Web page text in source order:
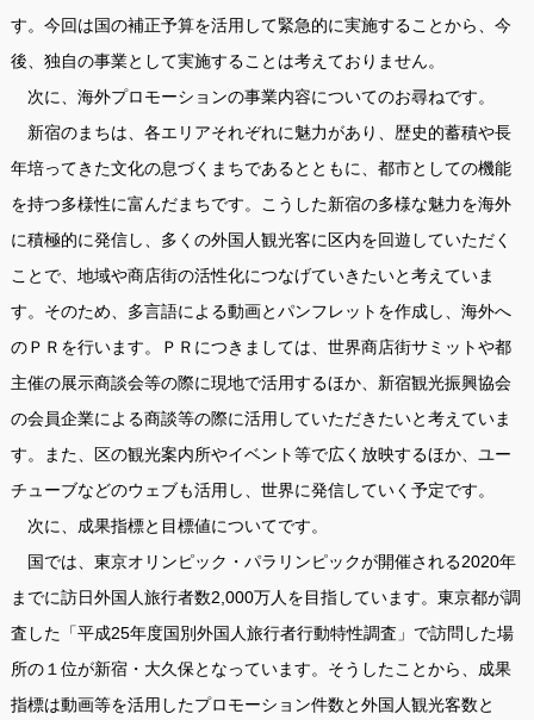
す。今回は国の補正予算を活用して緊急的に実施することから、今
後、独自の事業として実施することは考えておりません。
次に、海外プロモーションの事業内容についてのお尋ねです。
新宿のまちは、各エリアそれぞれに魅力があり、歴史的蓄積や長
年培ってきた文化の息づくまちであるとともに、都市としての機能
を持つ多様性に富んだまちです。こうした新宿の多様な魅力を海外
に積極的に発信し、多くの外国人観光客に区内を回遊していただく
ことで、地域や商店街の活性化につなげていきたいと考えていま
す。そのため、多言語による動画とパンフレットを作成し、海外へ
のＰＲを行います。ＰＲにつきましては、世界商店街サミットや都
主催の展示商談会等の際に現地で活用するほか、新宿観光振興協会
の会員企業による商談等の際に活用していただきたいと考えていま
す。また、区の観光案内所やイベント等で広く放映するほか、ユー
チューブなどのウェブも活用し、世界に発信していく予定です。
次に、成果指標と目標値についてです。
国では、東京オリンピック・パラリンピックが開催される2020年
までに訪日外国人旅行者数2,000万人を目指しています。東京都が調
査した「平成25年度国別外国人旅行者行動特性調査」で訪問した場
所の１位が新宿・大久保となっています。そうしたことから、成果
指標は動画等を活用したプロモーション件数と外国人観光客数と